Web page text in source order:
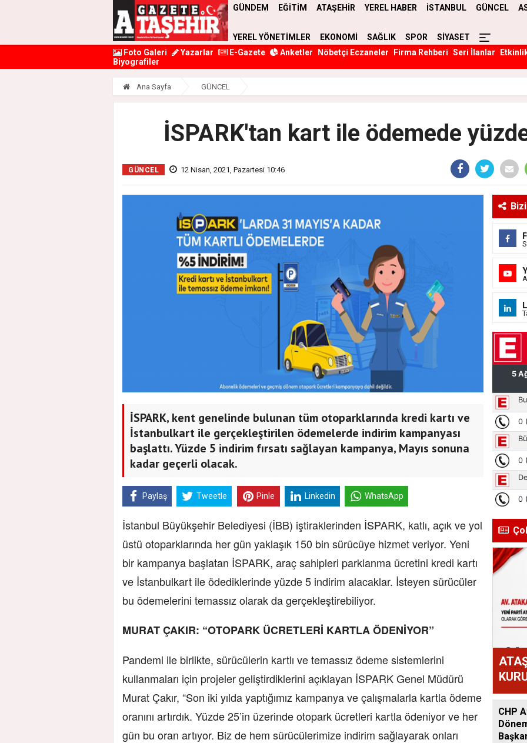
GÜNDEM EĞİTİM ATAŞEHİR YEREL HABER İSTANBUL GÜNCEL
YEREL YÖNETİMLER EKONOMİ SAĞLIK SPOR
SİYASET
Foto Galeri
Yazarlar E-Gazete Anketler Nöbetçi Eczaneler Firma Rehberi Seri İlanlar
Biyografiler
Ana Sayfa GÜNCEL
İSPARK'tan kart ile ödemede
GÜNCEL 12 Nisan, 2021, Pazartesi 10:46
İSPARK, kent genelinde bulunan tüm otoparklarında kredi kartı ve
İstanbulkart ile gerçekleştirilen ödemelerde indirim kampanyası
başlattı. Yüzde 5 indirim fırsatı sağlayan kampanya, Mayıs sonuna
kadar geçerli olacak.
Paylaş Tweetle Pinle Linkedin WhatsApp
İstanbul Büyükşehir Belediyesi (İBB) iştiraklerinden İSPARK, katlı, açık ve yol
üstü otoparklarında her gün yaklaşık 150 bin sürücüye hizmet veriyor. Yeni
bir kampanya başlatan İSPARK, araç sahipleri parklanma ücretini kredi kartı
ve İstanbulkart ile ödediklerinde yüzde 5 indirim alacaklar. İsteyen sürücüler
bu ödemelerini temassız olarak da gerçekleştirebiliyor.
MURAT ÇAKIR: “OTOPARK ÜCRETLERİ KARTLA ÖDENİYOR”
Pandemi ile birlikte, sürücülerin kartlı ve temassız ödeme sistemlerini
kullanmaları için projeler geliştirdiklerini açıklayan İSPARK Genel Müdürü
Murat Çakır, “Son iki yılda yaptığımız kampanya ve çalışmalarla kartla ödeme
oranını artırdık. Yüzde 25’in üzerinde otopark ücretleri kartla ödeniyor ve her
gün bu oran artıyor. Biz de hem sürücülerimize indirim sağlayarak onları
CHP